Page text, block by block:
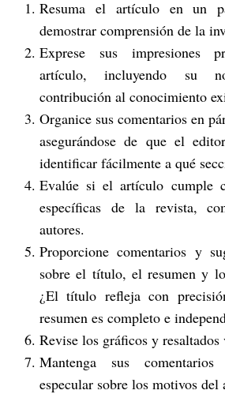
Resuma el artículo en un
demostrar comprensión de la
Exprese sus impresiones
artículo, incluyendo su
contribución al conocimiento
Organice sus comentarios en
asegurándose de que el
identificar fácilmente a qué
Evalúe si el artículo cumple
específicas de la revista,
autores.
Proporcione comentarios y
sobre el título, el resumen y
¿El título refleja con
resumen es completo e
Revise los gráficos y
Mantenga sus
especular sobre los motivos del